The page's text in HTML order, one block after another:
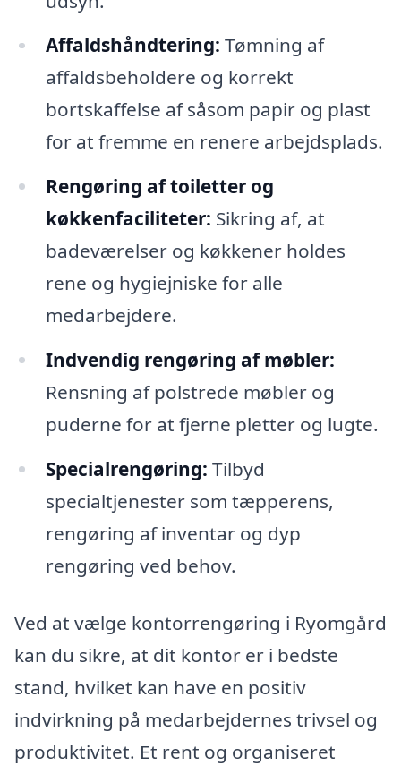
Affaldshåndtering: Tømning af
affaldsbeholdere og korrekt
bortskaffelse af såsom papir og plast
for at fremme en renere arbejdsplads.
Rengøring af toiletter og
køkkenfaciliteter: Sikring af, at
badeværelser og køkkener holdes
rene og hygiejniske for alle
medarbejdere.
Indvendig rengøring af møbler:
Rensning af polstrede møbler og
puderne for at fjerne pletter og lugte.
Specialrengøring: Tilbyd
specialtjenester som tæpperens,
rengøring af inventar og dyp
rengøring ved behov.
Ved at vælge kontorrengøring i Ryomgård
kan du sikre, at dit kontor er i bedste
stand, hvilket kan have en positiv
indvirkning på medarbejdernes trivsel og
produktivitet. Et rent og organiseret